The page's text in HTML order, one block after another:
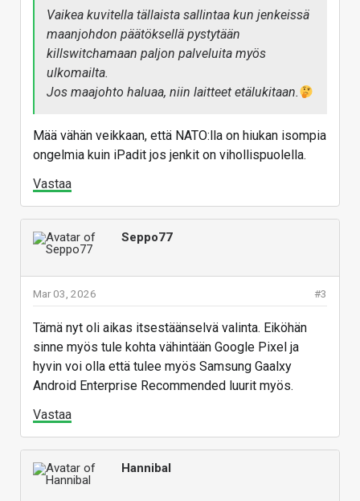
Vaikea kuvitella tällaista sallintaa kun jenkeissä
maanjohdon päätöksellä pystytään
killswitchamaan paljon palveluita myös
ulkomailta.
Jos maajohto haluaa, niin laitteet etälukitaan.
Mää vähän veikkaan, että NATO:lla on hiukan isompia
ongelmia kuin iPadit jos jenkit on vihollispuolella.
Vastaa
Seppo77
#3
Mar 03, 2026
Tämä nyt oli aikas itsestäänselvä valinta. Eiköhän
sinne myös tule kohta vähintään Google Pixel ja
hyvin voi olla että tulee myös Samsung Gaalxy
Android Enterprise Recommended luurit myös.
Vastaa
Hannibal